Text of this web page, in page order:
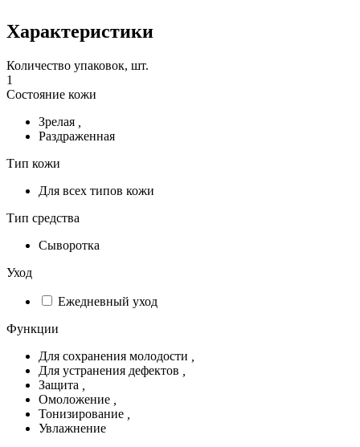
Характеристики
Количество упаковок, шт.
1
Состояние кожи
Зрелая
Раздраженная
Тип кожи
Для всех типов кожи
Тип средства
Сыворотка
Уход
Ежедневный уход
Функции
Для сохранения молодости
Для устранения дефектов
Защита
Омоложение
Тонизирование
Увлажнение